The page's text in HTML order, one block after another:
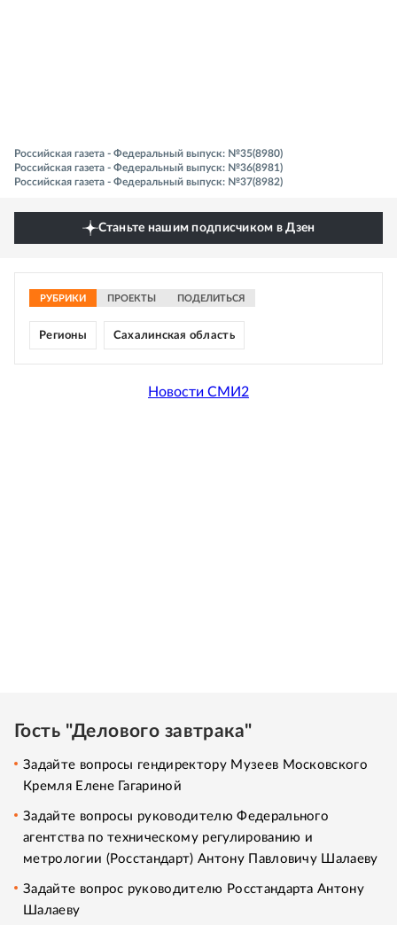
Российская газета - Федеральный выпуск: №35(8980)
Российская газета - Федеральный выпуск: №36(8981)
Российская газета - Федеральный выпуск: №37(8982)
Станьте нашим подписчиком в Дзен
РУБРИКИ ПРОЕКТЫ ПОДЕЛИТЬСЯ
Регионы Сахалинская область
Новости СМИ2
Гость "Делового завтрака"
Задайте вопросы гендиректору Музеев Московского
Кремля Елене Гагариной
Задайте вопросы руководителю Федерального
агентства по техническому регулированию и
метрологии (Росстандарт) Антону Павловичу Шалаеву
Задайте вопрос руководителю Росстандарта Антону
Шалаеву